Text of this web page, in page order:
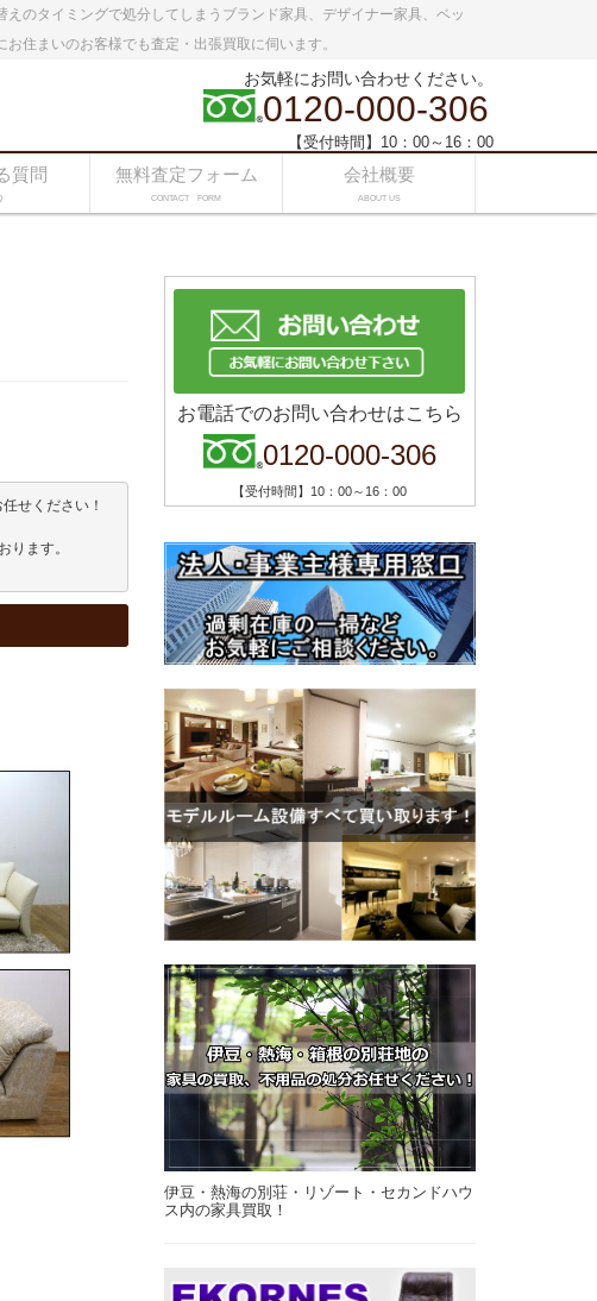
のタイミングで処分してしまうブランド家具、デザイナー家具、ベッ
住まいのお客様でも査定・出張買取に伺います。
お気軽にお問い合わせください。
0120-000-306
【受付時間】10：00～16：00
質問 無料査定フォーム
CONTACT FORM
会社概要
ABOUT US
せください！
ます。
お電話でのお問い合わせはこちら
0120-000-306
【受付時間】10：00～16：00
伊豆・熱海の別荘・リゾート・セカンドハウ
ス内の家具買取！